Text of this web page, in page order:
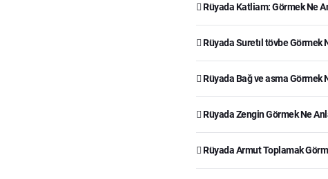
Rüyada Katliam: Görmek Ne
Rüyada Suretıl tövbe Görmek
Rüyada Bağ ve asma Görmek
Rüyada Zengin Görmek Ne
Rüyada Armut Toplamak